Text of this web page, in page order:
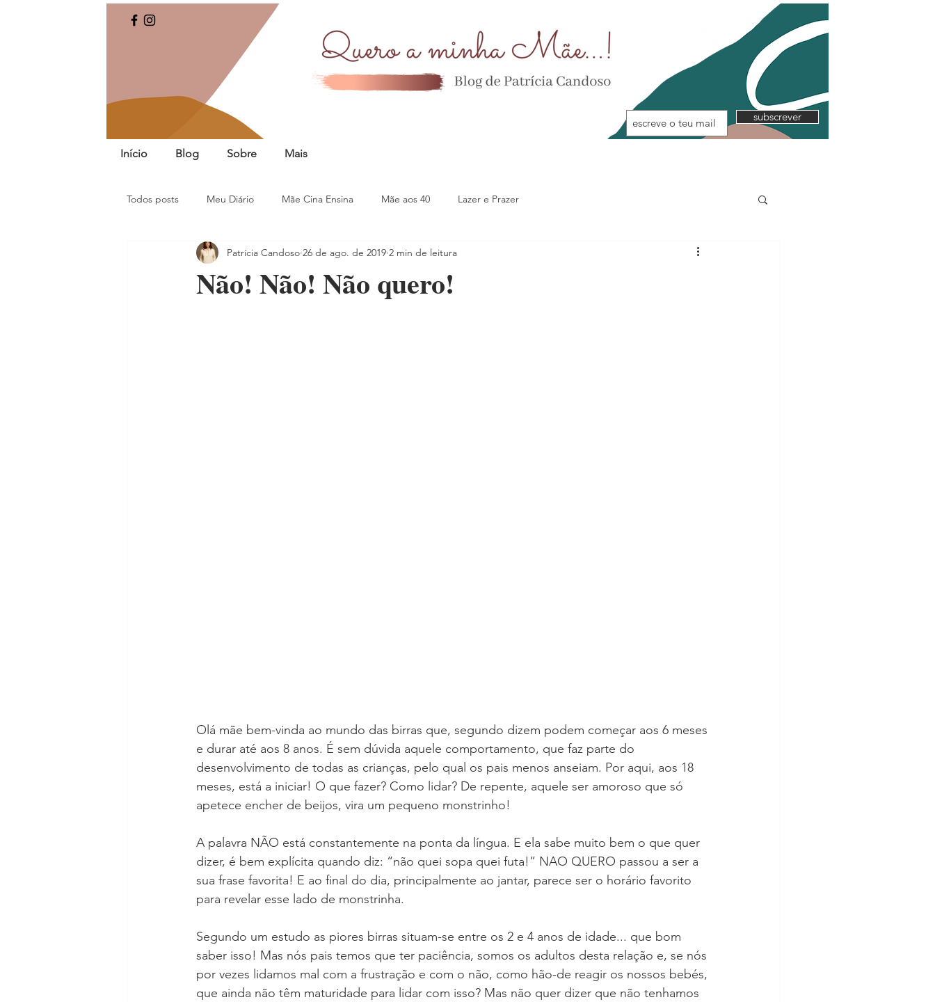
subscrever
Início Blog Sobre Mais
Todos posts Meu Diário Mãe Cina Ensina Mãe aos 40 Lazer e Prazer
Não! Não! Não quero!
Patrícia Candoso 26 de ago. de 2019 2 min de leitura
Olá mãe bem-vinda ao mundo das birras que, segundo dizem podem começar aos 6 meses
e durar até aos 8 anos. É sem dúvida aquele comportamento, que faz parte do
desenvolvimento de todas as crianças, pelo qual os pais menos anseiam. Por aqui, aos 18
meses, está a iniciar! O que fazer? Como lidar? De repente, aquele ser amoroso que só
apetece encher de beijos, vira um pequeno monstrinho!
A palavra NÃO está constantemente na ponta da língua. E ela sabe muito bem o que quer
dizer, é bem explícita quando diz: “não quei sopa quei futa!” NAO QUERO passou a ser a
sua frase favorita! E ao final do dia, principalmente ao jantar, parece ser o horário favorito
para revelar esse lado de monstrinha.
Segundo um estudo as piores birras situam-se entre os 2 e 4 anos de idade... que bom
saber isso! Mas nós pais temos que ter paciência, somos os adultos desta relação e, se nós
por vezes lidamos mal com a frustração e com o não, como hão-de reagir os nossos bebés,
que ainda não têm maturidade para lidar com isso? Mas não quer dizer que não tenhamos